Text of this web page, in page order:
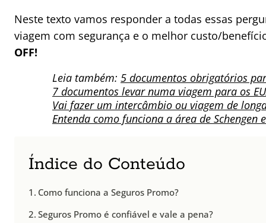
Neste texto vamos responder a todas essas
viagem com segurança e o melhor custo/
OFF!
Leia também: 5 documentos obrigatórios
7 documentos levar numa viagem para os
Vai fazer um intercâmbio ou viagem de
Entenda como funciona a área de
Índice do Conteúdo
Como funciona a Seguros Promo?
Seguros Promo é confiável e vale a pena?